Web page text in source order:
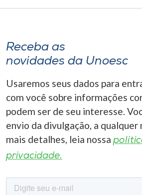
Receba as
novidades da Unoesc
Usaremos seus dados para
com você sobre informações
podem ser de seu interesse.
envio da divulgação, a qualquer
mais detalhes, leia nossa
privacidade.